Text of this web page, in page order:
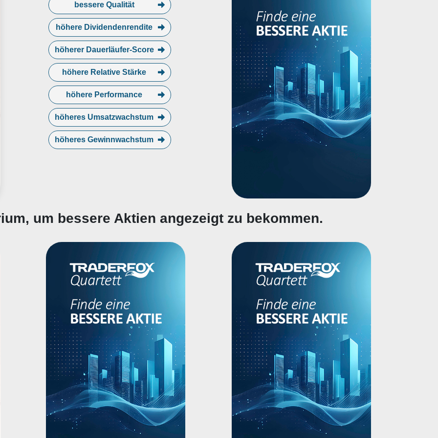
bessere Qualität
höhere Dividendenrendite
höherer Dauerläufer-Score
höhere Relative Stärke
höhere Performance
höheres Umsatzwachstum
höheres Gewinnwachstum
um bessere Aktien angezeigt zu bekommen.